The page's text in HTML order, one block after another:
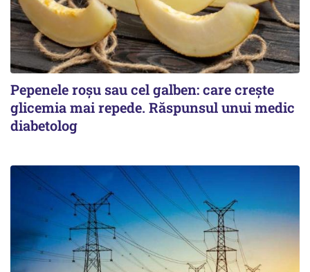
Pepenele roșu sau cel galben: care crește
glicemia mai repede. Răspunsul unui medic
diabetolog